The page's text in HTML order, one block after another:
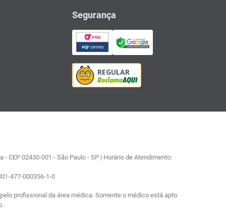
Segurança
CEP 02430-001 - São Paulo - SP | Horário de Atendimento:
477-000356-1-0
profissional da área médica. Somente o médico está apto